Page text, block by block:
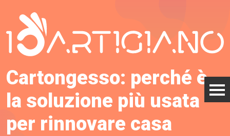
Cartongesso: perché è
la soluzione più usata
per rinnovare casa